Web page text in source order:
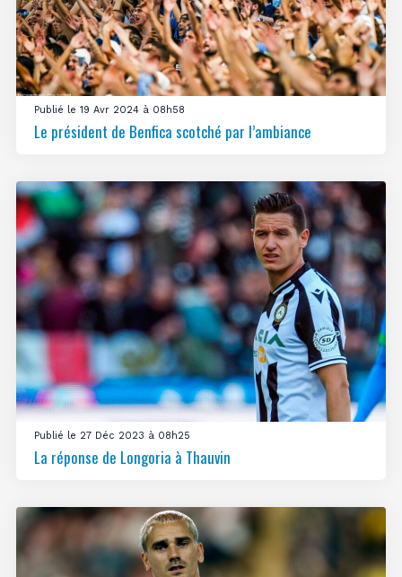
Publié le 19 Avr 2024 à 08h58
Le président de Benfica scotché par l’ambiance
Publié le 27 Déc 2023 à 08h25
La réponse de Longoria à Thauvin